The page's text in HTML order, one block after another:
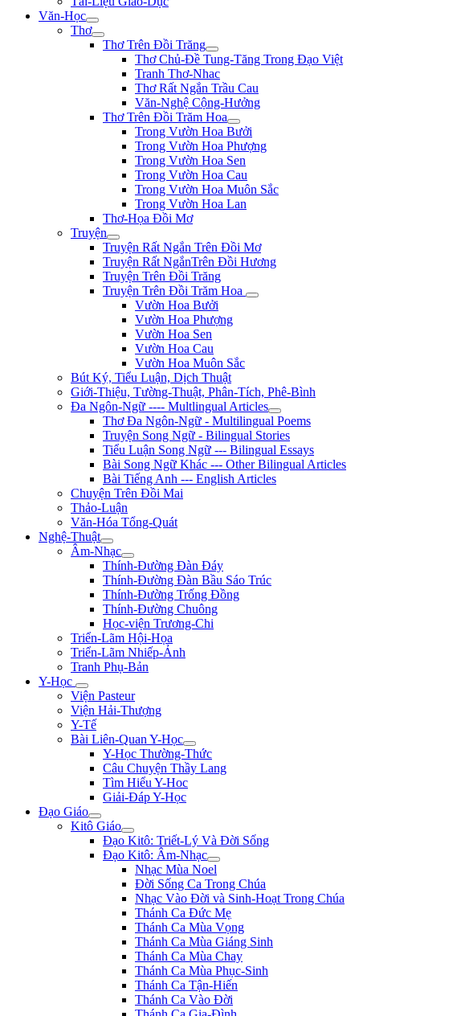
Văn-Học
Thơ
Thơ Trên Đồi Trăng
Thơ Chủ-Đề Tung-Tăng Trong Đạo Việt
Tranh Thơ-Nhac
Thơ Rất Ngắn Trầu Cau
Văn-Nghệ Cộng-Hưởng
Thơ Trên Đồi Trăm Hoa
Trong Vườn Hoa Bưởi
Trong Vườn Hoa Phượng
Trong Vườn Hoa Sen
Trong Vườn Hoa Cau
Trong Vườn Hoa Muôn Sắc
Trong Vườn Hoa Lan
Thơ-Họa Đồi Mơ
Truyện
Truyện Rất Ngắn Trên Đồi Mơ
Truyện Rất NgắnTrên Đồi Hương
Truyện Trên Đồi Trăng
Truyện Trên Đồi Trăm Hoa
Vườn Hoa Bưởi
Vườn Hoa Phượng
Vườn Hoa Sen
Vườn Hoa Cau
Vườn Hoa Muôn Sắc
Bút Ký, Tiểu Luận, Dịch Thuật
Giới-Thiệu, Tường-Thuật, Phân-Tích, Phê-Bình
Đa Ngôn-Ngữ ---- Multlingual Articles
Thơ Đa Ngôn-Ngữ - Multilingual Poems
Truyện Song Ngữ - Bilingual Stories
Tiểu Luận Song Ngữ --- Bilingual Essays
Bài Song Ngữ Khác --- Other Bilingual Articles
Bài Tiếng Anh --- English Articles
Chuyện Trên Đồi Mai
Thảo-Luận
Văn-Hóa Tổng-Quát
Nghệ-Thuật
Âm-Nhạc
Thính-Đường Đàn Đáy
Thính-Đường Đàn Bầu Sáo Trúc
Thính-Đường Trống Đồng
Thính-Đường Chuông
Học-viện Trương-Chi
Triển-Lãm Hội-Họa
Triển-Lãm Nhiếp-Ảnh
Tranh Phụ-Bản
Y-Học
Viện Pasteur
Viện Hải-Thượng
Y-Tế
Bài Liên-Quan Y-Học
Y-Học Thường-Thức
Câu Chuyện Thầy Lang
Tìm Hiểu Y-Hoc
Giải-Đáp Y-Học
Đạo Giáo
Kitô Giáo
Đạo Kitô: Triết-Lý Và Đời Sống
Đạo Kitô: Âm-Nhạc
Nhạc Mùa Noel
Đời Sống Ca Trong Chúa
Nhạc Vào Đời và Sinh-Hoạt Trong Chúa
Thánh Ca Đức Mẹ
Thánh Ca Mùa Vọng
Thánh Ca Mùa Giáng Sinh
Thánh Ca Mùa Chay
Thánh Ca Mùa Phục-Sinh
Thánh Ca Tận-Hiến
Thánh Ca Vào Đời